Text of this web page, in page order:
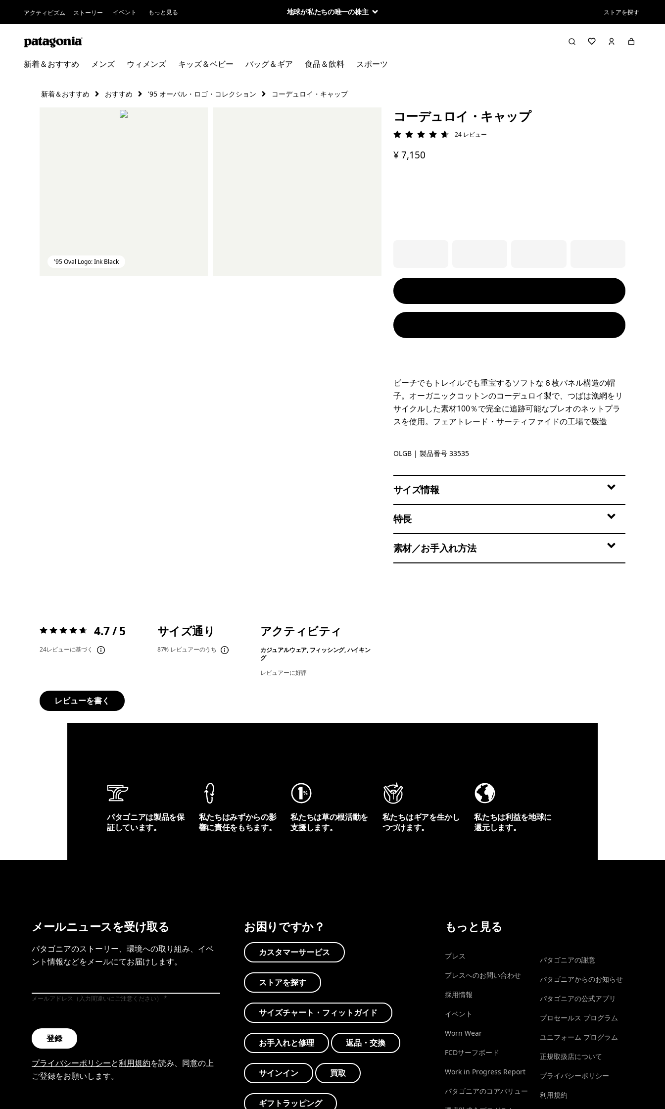
アクティビズム ストーリー イベント もっと見る 地球が私たちの唯一の株主 ストアを探す
新着＆おすすめ メンズ ウィメンズ キッズ＆ベビー バッグ＆ギア 食品＆飲料 スポーツ
新着＆おすすめ おすすめ '95 オーバル・ロゴ・コレクション コーデュロイ・キャップ
'95 Oval Logo: Ink Black
コーデュロイ・キャップ
評価: 4.7 / 5
24 レビュー
¥ 7,150
ビーチでもトレイルでも重宝するソフトな６枚パネル構造の帽
子。オーガニックコットンのコーデュロイ製で、つばは漁網をリ
サイクルした素材100％で完全に追跡可能なブレオのネットプラ
スを使用。フェアトレード・サーティファイドの工場で製造
'95 Oval Logo: Ink Black
OLGB | 製品番号 33535
サイズ情報
特長
素材／お手入れ方法
評価:4.7 / 5 4.7 / 5
24レビューに基づく
サイズ通り
87% レビュアーのうち
アクティビティ
カジュアルウェア, フィッシング, ハイキン
グ
レビュアーに好評
レビューを書く
パタゴニアは製品を保
証しています。
私たちはみずからの影
響に責任をもちます。
私たちは草の根活動を
支援します。
私たちはギアを生かし
つづけます。
私たちは利益を地球に
還元します。
メールニュースを受け取る
パタゴニアのストーリー、環境への取り組み、イベ
ント情報などをメールにてお届けします。
メールアドレス（入力間違いにご注意ください）
登録
プライバシーポリシーと利用規約を読み、同意の上
ご登録をお願いします。
お困りですか？
カスタマーサービス
ストアを探す
サイズチャート・フィットガイド
お手入れと修理 返品・交換
サインイン 買取
ギフトラッピング
もっと見る
プレス
プレスへのお問い合わせ
採用情報
イベント
Worn Wear
FCDサーフボード
Work in Progress Report
パタゴニアのコアバリュー
パタゴニアの謝意
パタゴニアからのお知らせ
パタゴニアの公式アプリ
プロセールス プログラム
ユニフォーム プログラム
正規取扱店について
プライバシーポリシー
利用規約